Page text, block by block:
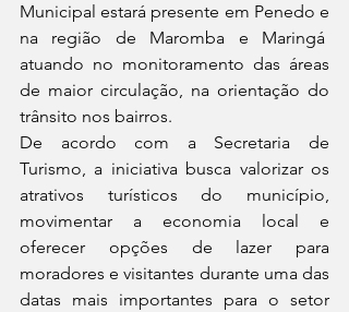
Municipal estará presente em Penedo e
na região de Maromba e Maringá
atuando no monitoramento das áreas
de maior circulação, na orientação do
trânsito nos bairros.
De acordo com a Secretaria de
Turismo, a iniciativa busca valorizar os
atrativos turísticos do município,
movimentar a economia local e
oferecer opções de lazer para
moradores e visitantes durante uma das
datas mais importantes para o setor